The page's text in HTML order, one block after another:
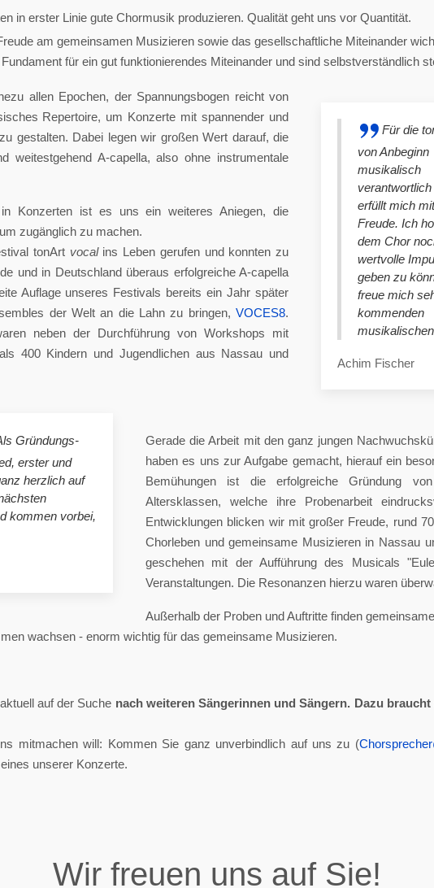
in erster Linie gute Chormusik produzieren. Qualität geht uns vor Quantität.
am gemeinsamen Musizieren sowie das gesellschaftliche Miteinander
für ein gut funktionierendes Miteinander und sind selbstverständlich
Für die
von Anbeginn
musikalisch
erfüllt mich
Freude. Ich
dem Chor
wertvolle
geben zu
freue mich
kommenden
Achim Fischer
allen Epochen, der Spannungsbogen reicht von
Repertoire, um Konzerte mit spannender und
gestalten. Dabei legen wir großen Wert darauf, die
weitestgehend A-capella, also ohne instrumentale
Konzerten ist es uns ein weiteres Aniegen, die
zugänglich zu machen.
tonArt vocal ins Leben gerufen und konnten zu
und in Deutschland überaus erfolgreiche A-capella
Auflage unseres Festivals bereits ein Jahr später
der Welt an die Lahn zu bringen, VOCES8.
neben der Durchführung von Workshops mit
400 Kindern und Jugendlichen aus Nassau und
Gründungs-
erster und
herzlich auf
kommen vorbei,
Gerade die Arbeit mit den ganz jungen
haben es uns zur Aufgabe gemacht, hierauf ein
Bemühungen ist die erfolgreiche Gründung
Altersklassen, welche ihre Probenarbeit
Entwicklungen blicken wir mit großer Freude, rund
Chorleben und gemeinsame Musizieren in Nassau
geschehen mit der Aufführung des Musicals
Veranstaltungen. Die Resonanzen hierzu waren
Außerhalb der Proben und Auftritte finden
wachsen - enorm wichtig für das gemeinsame Musizieren.
auf der Suche nach weiteren Sängerinnen und Sängern. Dazu
mitmachen will: Kommen Sie ganz unverbindlich auf uns zu (
unserer Konzerte.
Wir freuen uns auf Sie!